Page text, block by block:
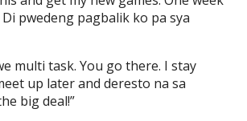
pwedeng pagbalik ko pa sya
multi task. You go there. I stay
up later and deresto na sa
big deal!”